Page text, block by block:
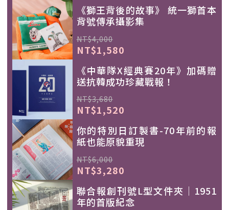
《獅王背後的故事》 統一獅首本
背號傳承攝影集
NT$4,000
NT$1,580
《中華隊X經典賽20年》加碼贈
送抗韓成功珍藏戰報！
NT$3,680
NT$1,520
你的特別日訂製書-70年前的報
紙也能原貌重現
NT$6,000
NT$3,280
聯合報創刊號L型文件夾｜1951
年的首版紀念